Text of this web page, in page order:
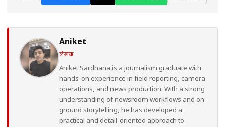
Aniket
लेखक
Aniket Sardhana is a journalism graduate with
hands-on experience in field reporting, camera
operations, and news production. With a strong
understanding of newsroom workflows and on-
ground storytelling, he has developed a
practical and detail-oriented approach to